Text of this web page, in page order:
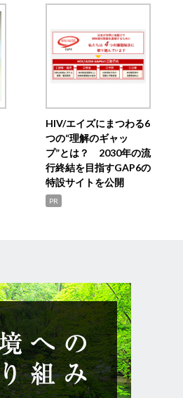
HIV/エイズにまつわる6
つの“理解のギャッ
プ”とは？ 2030年の流
行終結を目指すGAP6の
特設サイトを公開
PR